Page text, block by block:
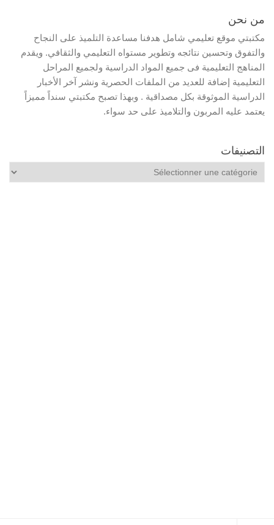
من نحن
مكتبتي موقع تعليمي شامل هدفنا مساعدة التلميذ على النجاح
والتفوق وتحسين نتائجه وتطوير مستواه التعليمي والثقافي. ويقدم
المناهج التعليمية فى جميع المواد الدراسية ولجميع المراحل
التعليمية إضافة للعديد من الملفات الحصرية ونشر آخر الأخبار
الدراسية الموثوقة بكل مصداقية . وبهذا تصبح مكتبتي سنداً مميزاً
يعتمد عليه المربون والتلاميذ على حد سواء.
التصنيفات
التصنيفات